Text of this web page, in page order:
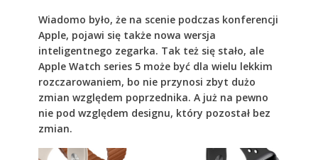
Wiadomo było, że na scenie podczas konferencji
Apple, pojawi się także nowa wersja
inteligentnego zegarka. Tak też się stało, ale
Apple Watch series 5 może być dla wielu lekkim
rozczarowaniem, bo nie przynosi zbyt dużo
zmian względem poprzednika. A już na pewno
nie pod względem designu, który pozostał bez
zmian.